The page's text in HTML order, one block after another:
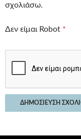
σχολιάσω.
Δεν είμαι Robot *